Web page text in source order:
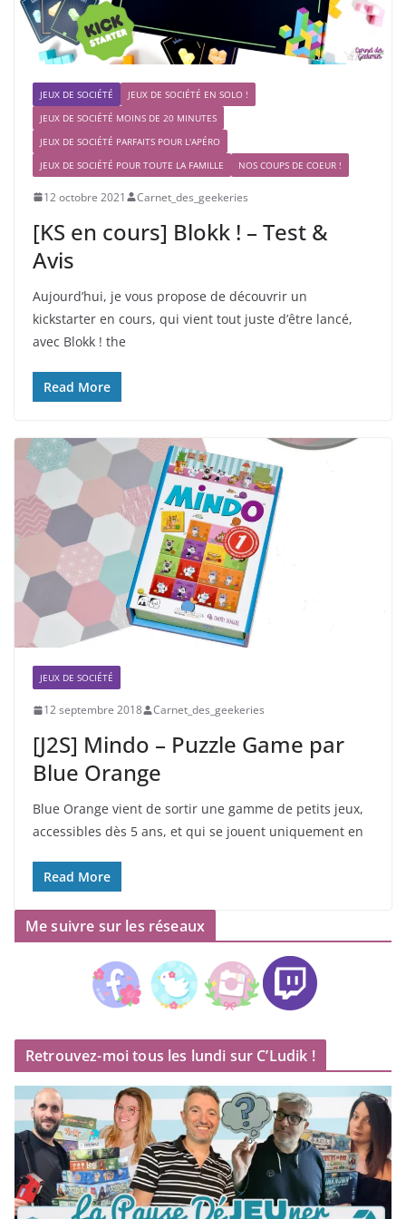
JEUX DE SOCIÉTÉ
JEUX DE SOCIÉTÉ EN SOLO !
JEUX DE SOCIÉTÉ MOINS DE 20 MINUTES
JEUX DE SOCIÉTÉ PARFAITS POUR L'APÉRO
JEUX DE SOCIÉTÉ POUR TOUTE LA FAMILLE
NOS COUPS DE COEUR !
12 octobre 2021 Carnet_des_geekeries
[KS en cours] Blokk ! – Test &
Avis
Aujourd’hui, je vous propose de découvrir un
kickstarter en cours, qui vient tout juste d’être lancé,
avec Blokk ! the
Read More
JEUX DE SOCIÉTÉ
12 septembre 2018 Carnet_des_geekeries
[J2S] Mindo – Puzzle Game par
Blue Orange
Blue Orange vient de sortir une gamme de petits jeux,
accessibles dès 5 ans, et qui se jouent uniquement en
Read More
Me suivre sur les réseaux
Retrouvez-moi tous les lundi sur C’Ludik !